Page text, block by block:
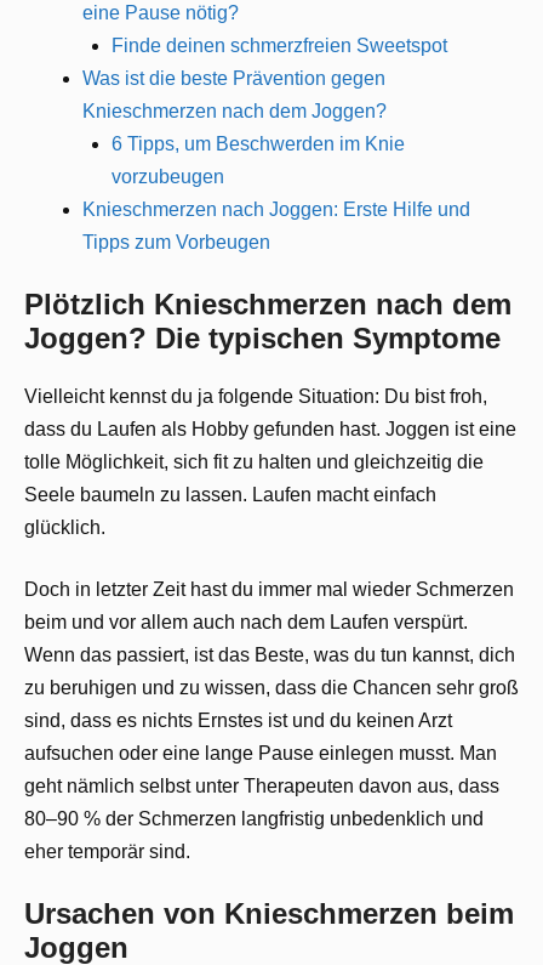
eine Pause nötig?
Finde deinen schmerzfreien Sweetspot
Was ist die beste Prävention gegen
Knieschmerzen nach dem Joggen?
6 Tipps, um Beschwerden im Knie
vorzubeugen
Knieschmerzen nach Joggen: Erste Hilfe und
Tipps zum Vorbeugen
Plötzlich Knieschmerzen nach dem
Joggen? Die typischen Symptome
Vielleicht kennst du ja folgende Situation: Du bist froh,
dass du Laufen als Hobby gefunden hast. Joggen ist eine
tolle Möglichkeit, sich fit zu halten und gleichzeitig die
Seele baumeln zu lassen. Laufen macht einfach
glücklich.
Doch in letzter Zeit hast du immer mal wieder Schmerzen
beim und vor allem auch nach dem Laufen verspürt.
Wenn das passiert, ist das Beste, was du tun kannst, dich
zu beruhigen und zu wissen, dass die Chancen sehr groß
sind, dass es nichts Ernstes ist und du keinen Arzt
aufsuchen oder eine lange Pause einlegen musst. Man
geht nämlich selbst unter Therapeuten davon aus, dass
80–90 % der Schmerzen langfristig unbedenklich und
eher temporär sind.
Ursachen von Knieschmerzen beim
Joggen